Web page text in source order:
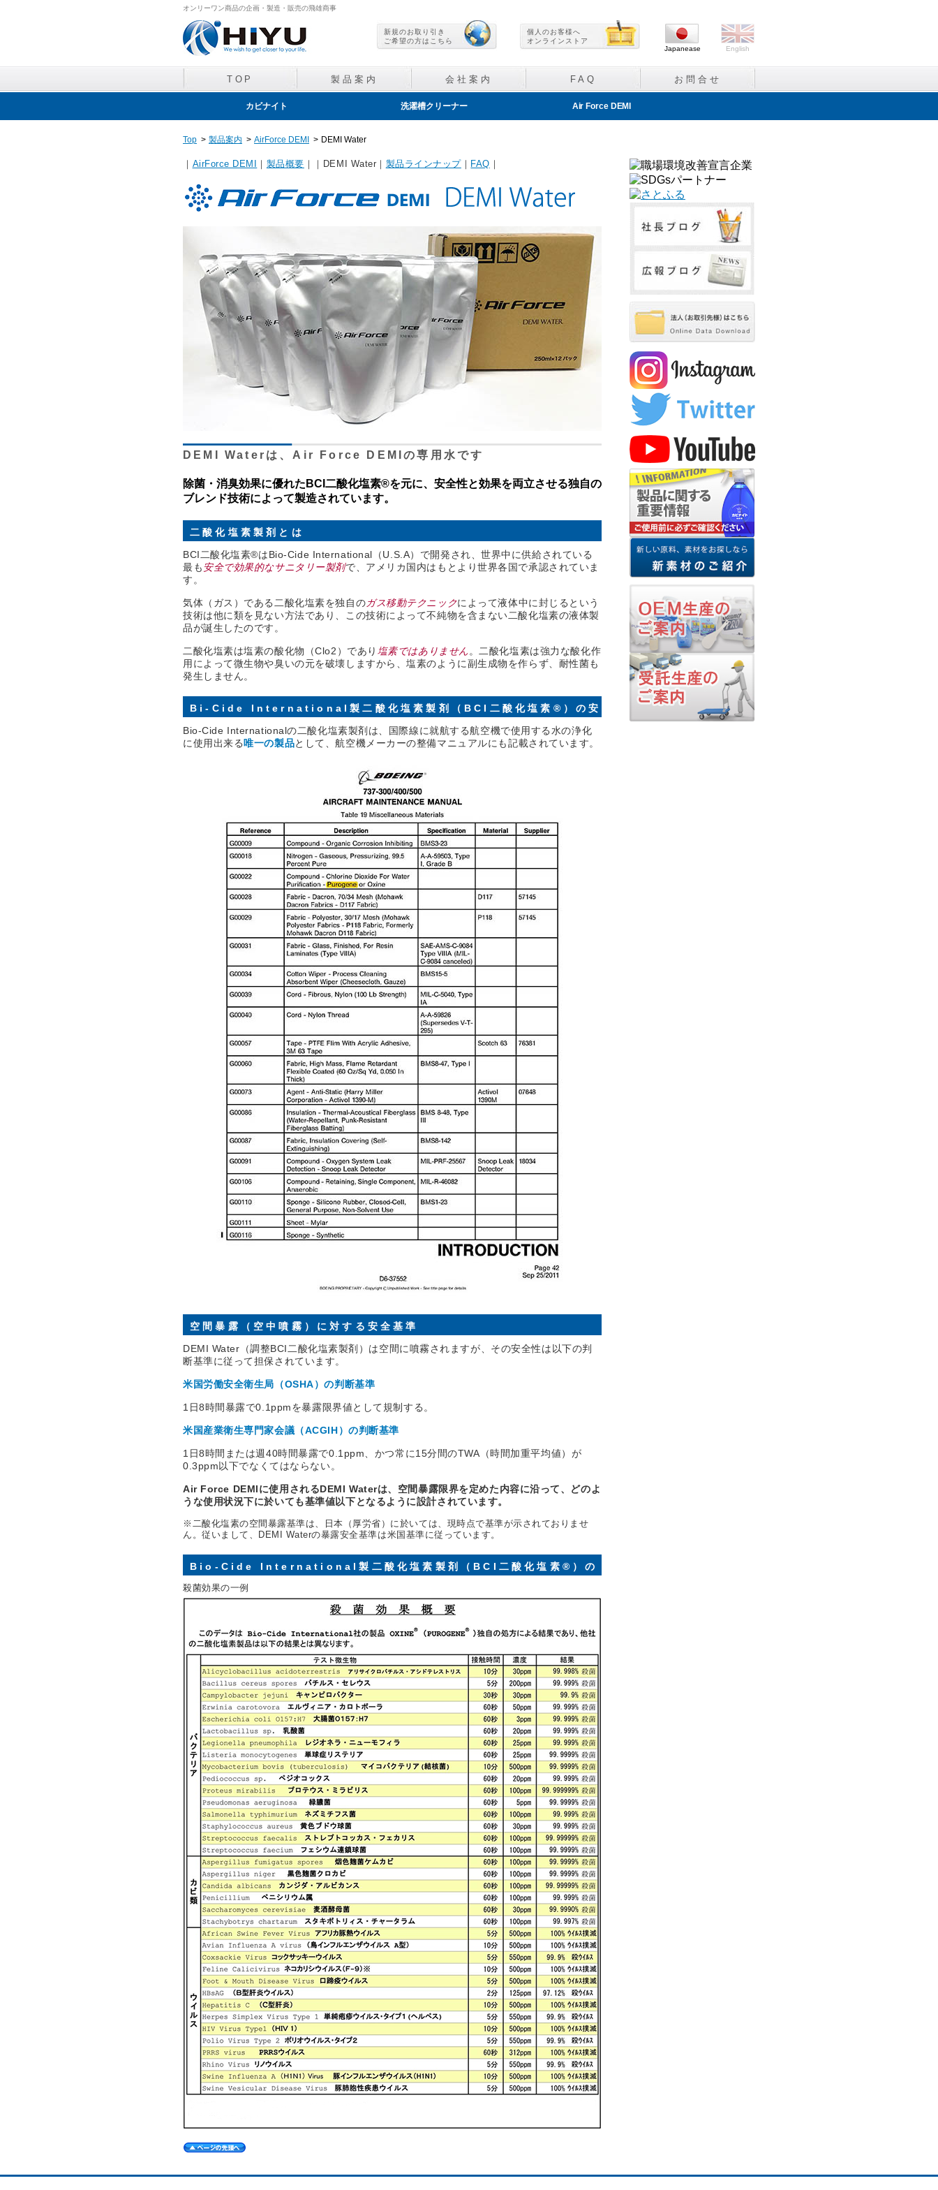
オンリーワン商品の企画・製造・販売の飛雄商事
Japanease English
新規のお取り引き
ご希望の方はこちら
個人のお客様へ
オンラインストア
TOP 製品案内 会社案内 FAQ お問合せ
カビナイト 洗濯槽クリーナー Air Force DEMI
分包包装製品
ラットバスター
Top > 製品案内 > AirForce DEMI > DEMI Water
｜ AirForce DEMI ｜ 製品概要 ｜｜DEMI Water｜ 製品ラインナップ｜ FAQ ｜
DEMI Waterは、Air Force DEMIの専用水です
除菌・消臭効果に優れたBCI二酸化塩素®を元に、安全性と効果を両立させる独自の
ブレンド技術によって製造されています。
二酸化塩素製剤とは
BCI二酸化塩素®はBio-Cide International（U.S.A）で開発され、世界中に供給されている
最も 安全で効果的なサニタリー製剤で、アメリカ国内はもとより世界各国で承認されていま
す。
気体（ガス）である二酸化塩素を独自のガス移動テクニックによって液体中に封じるという
技術は他に類を見ない方法であり、この技術によって不純物を含まない二酸化塩素の液体製
品が誕生したのです。
二酸化塩素は塩素の酸化物（Clo2）であり 塩素ではありません。二酸化塩素は強力な酸化作
用によって微生物や臭いの元を破壊しますから、塩素のように副生成物を作らず、耐性菌も
発生しません。
Bi-Cide International製二酸化塩素製剤（BCI二酸化塩素®）の安
全性
Bio-Cide Internationalの二酸化塩素製剤は、国際線に就航する航空機で使用する水の浄化
に使用出来る 唯一の製品として、航空機メーカーの整備マニュアルにも記載されています。
空間暴露（空中噴霧）に対する安全基準
DEMI Water（調整BCI二酸化塩素製剤）は空間に噴霧されますが、その安全性は以下の判
断基準に従って担保されています。
米国労働安全衛生局（OSHA）の判断基準
1日8時間暴露で0.1ppmを暴露限界値として規制する。
米国産業衛生専門家会議（ACGIH）の判断基準
1日8時間または週40時間暴露で0.1ppm、かつ常に15分間のTWA（時間加重平均値）が
0.3ppm以下でなくてはならない。
Air Force DEMIに使用されるDEMI Waterは、空間暴露限界を定めた内容に沿って、どのよ
うな使用状況下に於いても基準値以下となるように設計されています。
※二酸化塩素の空間暴露基準は、日本（厚労省）に於いては、現時点で基準が示されておりませ
ん。従いまして、DEMI Waterの暴露安全基準は米国基準に従っています。
Bio-Cide International製二酸化塩素製剤（BCI二酸化塩素®）の
殺菌効果
殺菌効果の一例